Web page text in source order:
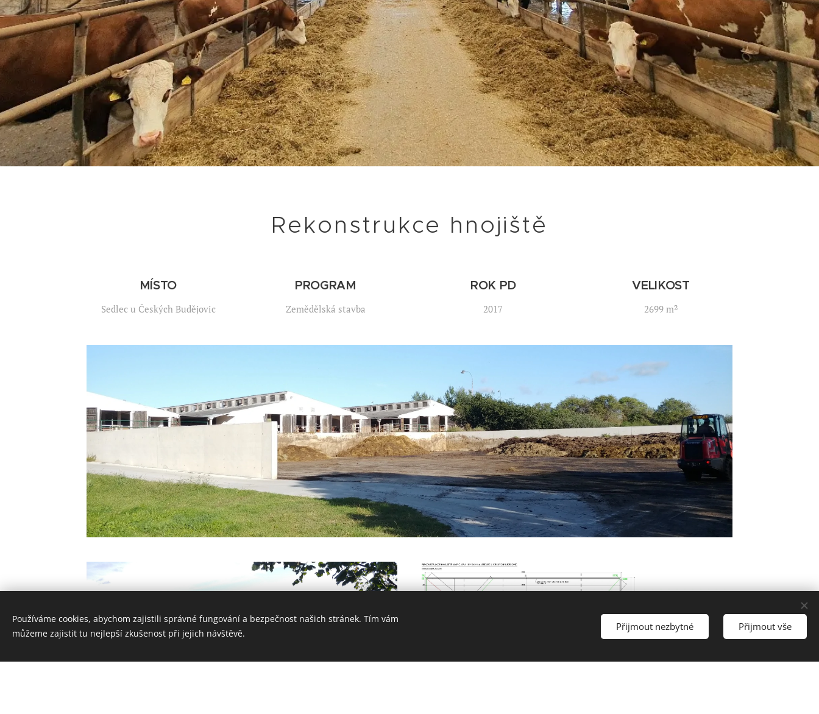
Rekonstrukce hnojiště
MÍSTO
Sedlec u Českých Budějovic
PROGRAM
Zemědělská stavba
ROK PD
2017
VELIKOST
2699 m²
Používáme cookies, abychom zajistili správné fungování a bezpečnost našich stránek. Tím vám
můžeme zajistit tu nejlepší zkušenost při jejich návštěvě.
Přijmout nezbytné Přijmout vše